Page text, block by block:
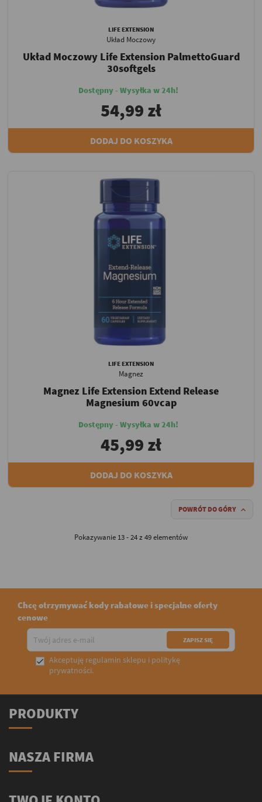
LIFE EXTENSION
Układ Moczowy
Układ Moczowy Life Extension PalmettoGuard
30softgels
Dostępny - Wysyłka w 24h!
54,99 zł
DODAJ DO KOSZYKA
LIFE EXTENSION
Magnez
Magnez Life Extension Extend Release
Magnesium 60vcap
Dostępny - Wysyłka w 24h!
45,99 zł
DODAJ DO KOSZYKA
POWRÓT DO GÓRY 
Pokazywanie 13 - 24 z 49 elementów
Chcę otrzymywać kody rabatowe i specjalne oferty
cenowe
 Akceptuję regulamin sklepu i politykę
prywatności.
PRODUKTY
NASZA FIRMA